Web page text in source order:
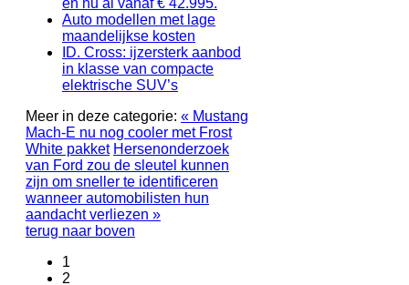
en nu al vanaf € 42.995.
Auto modellen met lage
maandelijkse kosten
ID. Cross: ijzersterk aanbod
in klasse van compacte
elektrische SUV’s
Meer in deze categorie: « Mustang
Mach-E nu nog cooler met Frost
White pakket Hersenonderzoek
van Ford zou de sleutel kunnen
zijn om sneller te identificeren
wanneer automobilisten hun
aandacht verliezen »
terug naar boven
1
2